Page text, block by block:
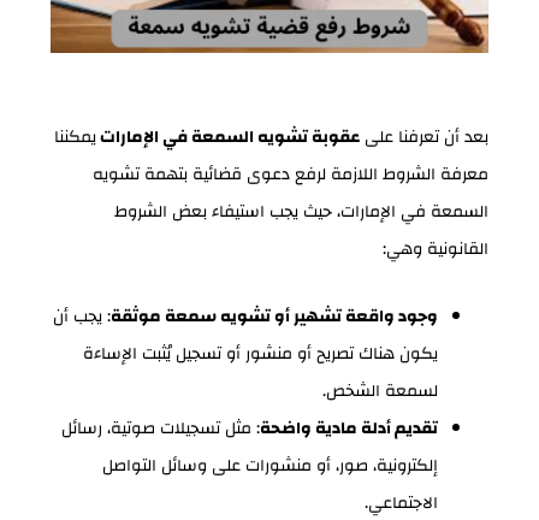
بعد أن تعرفنا علىعقوبة تشويه السمعة في الإماراتيمكننا
معرفة الشروط اللازمة لرفع دعوى قضائية بتهمة تشويه
السمعة في الإمارات، حيث يجب استيفاء بعض الشروط
القانونية وهي:
وجود واقعة تشهير أو تشويه سمعة موثقة: يجب أن
يكون هناك تصريح أو منشور أو تسجيل يُثبت الإساءة
لسمعة الشخص.
تقديم أدلة مادية واضحة: مثل تسجيلات صوتية، رسائل
إلكترونية، صور، أو منشورات على وسائل التواصل
الاجتماعي.